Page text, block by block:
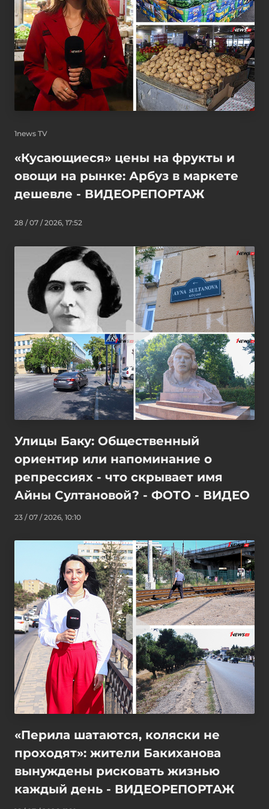
1news TV
«Кусающиеся» цены на фрукты и
овощи на рынке: Арбуз в маркете
дешевле - ВИДЕОРЕПОРТАЖ
28 / 07 / 2026, 17:52
Улицы Баку: Общественный
ориентир или напоминание о
репрессиях - что скрывает имя
Айны Султановой? - ФОТО - ВИДЕО
23 / 07 / 2026, 10:10
«Перила шатаются, коляски не
проходят»: жители Бакиханова
вынуждены рисковать жизнью
каждый день - ВИДЕОРЕПОРТАЖ